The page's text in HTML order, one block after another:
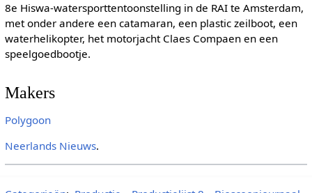
8e Hiswa-watersporttentoonstelling in de RAI te Amsterdam,
met onder andere een catamaran, een plastic zeilboot, een
waterhelikopter, het motorjacht Claes Compaen en een
speelgoedbootje.
Makers
Polygoon
Neerlands Nieuws.